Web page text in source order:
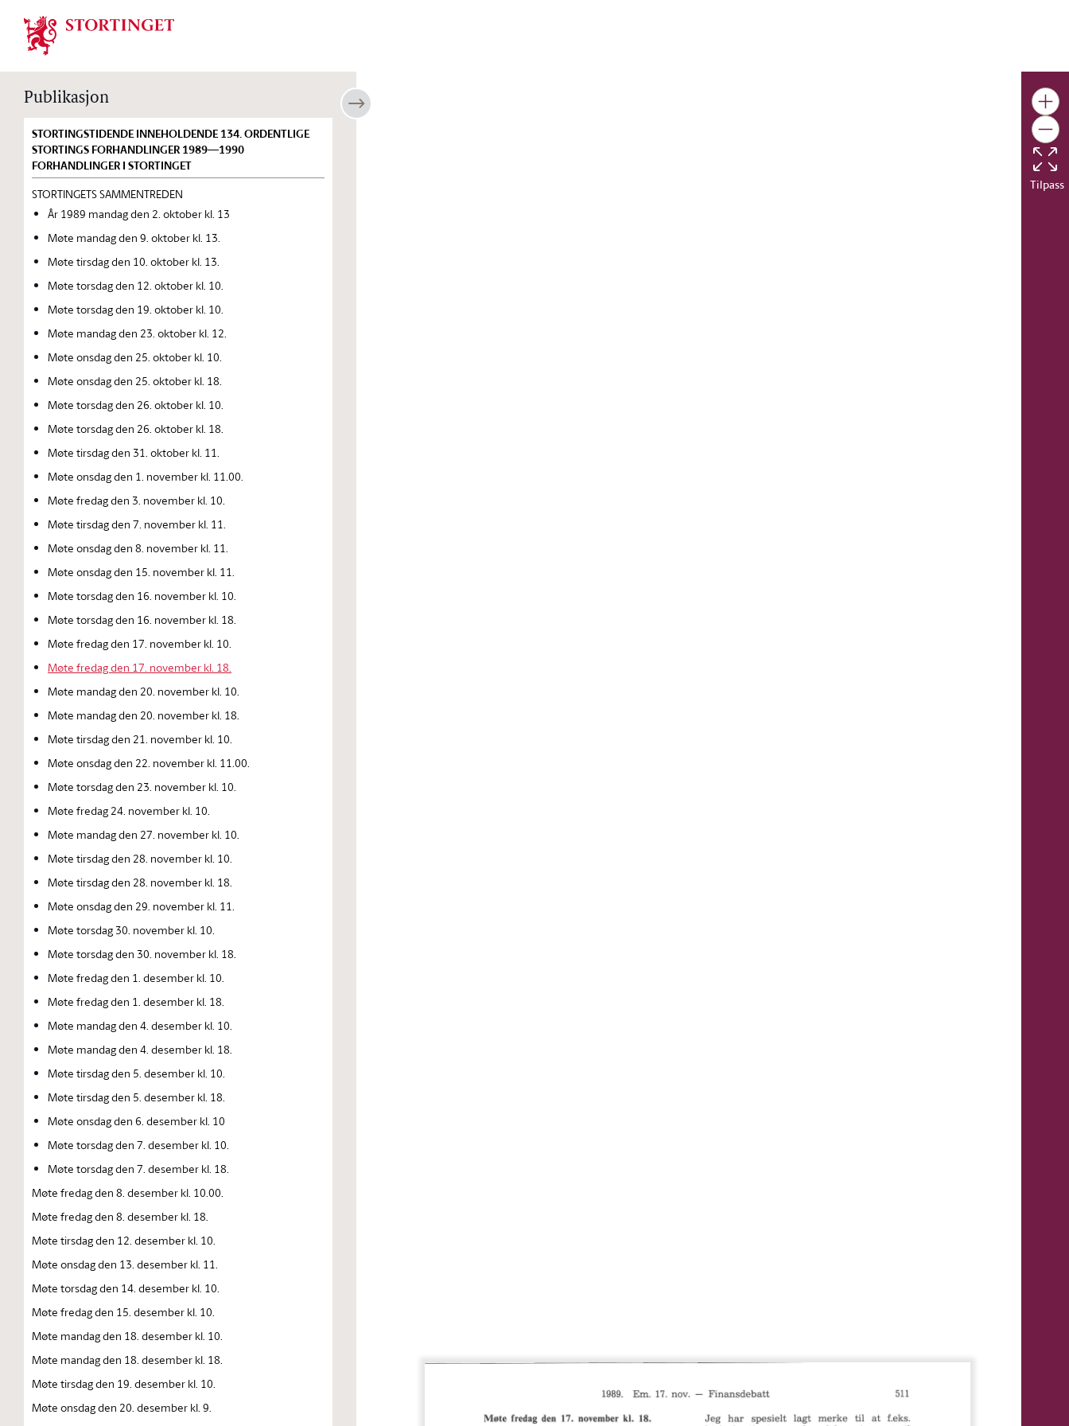
Stortinget.no
Publikasjon
STORTINGSTIDENDE INNEHOLDENDE 134. ORDENTLIGE
STORTINGS FORHANDLINGER 1989—1990
FORHANDLINGER I STORTINGET
STORTINGETS SAMMENTREDEN
År 1989 mandag den 2. oktober kl. 13
Møte mandag den 9. oktober kl. 13.
Møte tirsdag den 10. oktober kl. 13.
Møte torsdag den 12. oktober kl. 10.
Møte torsdag den 19. oktober kl. 10.
Møte mandag den 23. oktober kl. 12.
Møte onsdag den 25. oktober kl. 10.
Møte onsdag den 25. oktober kl. 18.
Møte torsdag den 26. oktober kl. 10.
Møte torsdag den 26. oktober kl. 18.
Møte tirsdag den 31. oktober kl. 11.
Møte onsdag den 1. november kl. 11.00.
Møte fredag den 3. november kl. 10.
Møte tirsdag den 7. november kl. 11.
Møte onsdag den 8. november kl. 11.
Møte onsdag den 15. november kl. 11.
Møte torsdag den 16. november kl. 10.
Møte torsdag den 16. november kl. 18.
Møte fredag den 17. november kl. 10.
Møte fredag den 17. november kl. 18.
Møte mandag den 20. november kl. 10.
Møte mandag den 20. november kl. 18.
Møte tirsdag den 21. november kl. 10.
Møte onsdag den 22. november kl. 11.00.
Møte torsdag den 23. november kl. 10.
Møte fredag 24. november kl. 10.
Møte mandag den 27. november kl. 10.
Møte tirsdag den 28. november kl. 10.
Møte tirsdag den 28. november kl. 18.
Møte onsdag den 29. november kl. 11.
Møte torsdag 30. november kl. 10.
Møte torsdag den 30. november kl. 18.
Møte fredag den 1. desember kl. 10.
Møte fredag den 1. desember kl. 18.
Møte mandag den 4. desember kl. 10.
Møte mandag den 4. desember kl. 18.
Møte tirsdag den 5. desember kl. 10.
Møte tirsdag den 5. desember kl. 18.
Møte onsdag den 6. desember kl. 10
Møte torsdag den 7. desember kl. 10.
Møte torsdag den 7. desember kl. 18.
Møte fredag den 8. desember kl. 10.00.
Møte fredag den 8. desember kl. 18.
Møte tirsdag den 12. desember kl. 10.
Møte onsdag den 13. desember kl. 11.
Møte torsdag den 14. desember kl. 10.
Møte fredag den 15. desember kl. 10.
Møte mandag den 18. desember kl. 10.
Møte mandag den 18. desember kl. 18.
Møte tirsdag den 19. desember kl. 10.
Møte onsdag den 20. desember kl. 9.